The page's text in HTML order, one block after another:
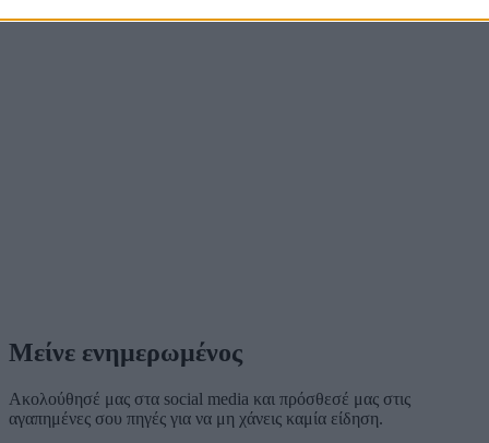
Μείνε ενημερωμένος
Ακολούθησέ μας στα social media και πρόσθεσέ μας στις
αγαπημένες σου πηγές για να μη χάνεις καμία είδηση.